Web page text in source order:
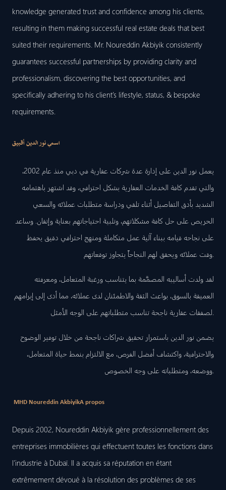
knowledge generated trust and confidence among his clients,
resulting in them making successful real estate deals that best
suited their requirements. Mr. Noureddin Akbiyik consistently
guarantees successful partnerships by providing clarity and
professionalism, discovering the best opportunities, and
specifically adhering to his client’s lifestyle, status, & bespoke
requirements.
اسمي نور الدين أقبيق
يعمل نور الدين على إدارة عدة شركات عقارية في دبي منذ عام 2002،
والتي تقدم كافة الخدمات العقارية بشكل احترافي، وقد اشتهر باهتمامه
الشديد بأدق التفاصيل أثناء تلقي ودراسة متطلبات عملائه والسعي
الحريص على حل كافة مشكلاتهم، وتلبية احتياجاتهم بعناية وإتقان. وساعد
على نجاحه قيامه ببناء آلية عمل متكاملة ومنهج احترافي دقيق يحفظ
لقد ولدت أساليبه المصمَّمة بما يتناسب ورغبة المتعامل، ومعرفته
العميقة بالسوق، بواعث الثقة والاطمئنان لدى عملائه، مما أدى إلى إبرامهم
يضمن نور الدين باستمرار تحقيق شراكات ناجحة من خلال توفير الوضوح
والاحترافية، واكتشاف أفضل الفرص، مع الالتزام بنمط حياة المتعامل،
MHD Noureddin AkbiyikA propos
Depuis 2002, Noureddin Akbiyik gère professionnellement des
entreprises immobilières qui effectuent toutes les fonctions dans
l’industrie à Dubaï. Il a acquis sa réputation en étant
extrêmement dévoué à la résolution des problèmes de ses